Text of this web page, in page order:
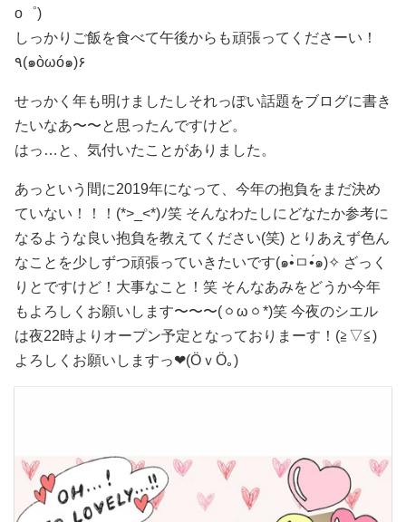
o゜)
しっかりご飯を食べて午後からも頑張ってくださーい！
٩(๑òωó๑)۶
せっかく年も明けましたしそれっぽい話題をブログに書き
たいなあ〜〜と思ったんですけど。
はっ…と、気付いたことがありました。
あっという間に2019年になって、今年の抱負をまだ決め
ていない！！！(*>_<*)ﾉ笑 そんなわたしにどなたか参考に
なるような良い抱負を教えてください(笑) とりあえず色ん
なことを少しずつ頑張っていきたいです(๑•̀ㅁ•́๑)✧ ざっく
りとですけど！大事なこと！笑 そんなあみをどうか今年
もよろしくお願いします〜〜〜(ㆁωㆁ*)笑 今夜のシエル
は夜22時よりオープン予定となっておりまーす！(≧▽≦)
よろしくお願いしますっ❤(ӦｖӦ｡)